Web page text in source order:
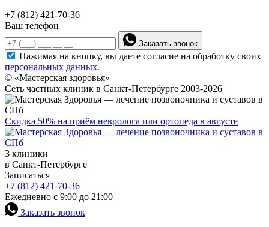
+7 (812) 421-70-36
Ваш телефон
Заказать звонок
Нажимая на кнопку, вы даете согласие на обработку своих
персональных данных.
© «Мастерская здоровья»
Сеть частных клиник в Санкт-Петербурге 2003-2026
Скидка 50% на приём невролога или ортопеда в августе
3 клиники
в Санкт-Петербурге
Записаться
+7 (812) 421-70-36
Ежедневно с 9:00 до 21:00
Заказать звонок